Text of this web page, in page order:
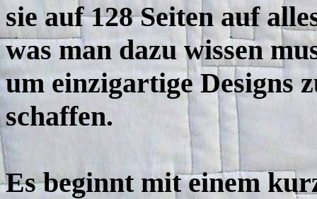
sie auf 128 Seiten auf
was man dazu wissen
um einzigartige Designs
schaffen.
Es beginnt mit einem